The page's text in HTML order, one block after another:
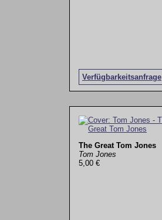
Verfügbarkeitsanfrage
The Great Tom Jones
Tom Jones
5,00 €